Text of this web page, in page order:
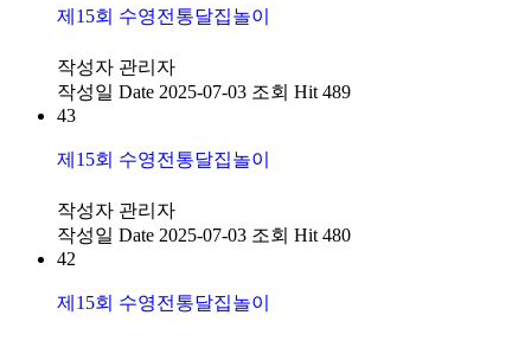
제15회 수영전통달집놀이
작성자 관리자
작성일 Date 2025-07-03 조회 Hit 489
43
제15회 수영전통달집놀이
작성자 관리자
작성일 Date 2025-07-03 조회 Hit 480
42
제15회 수영전통달집놀이